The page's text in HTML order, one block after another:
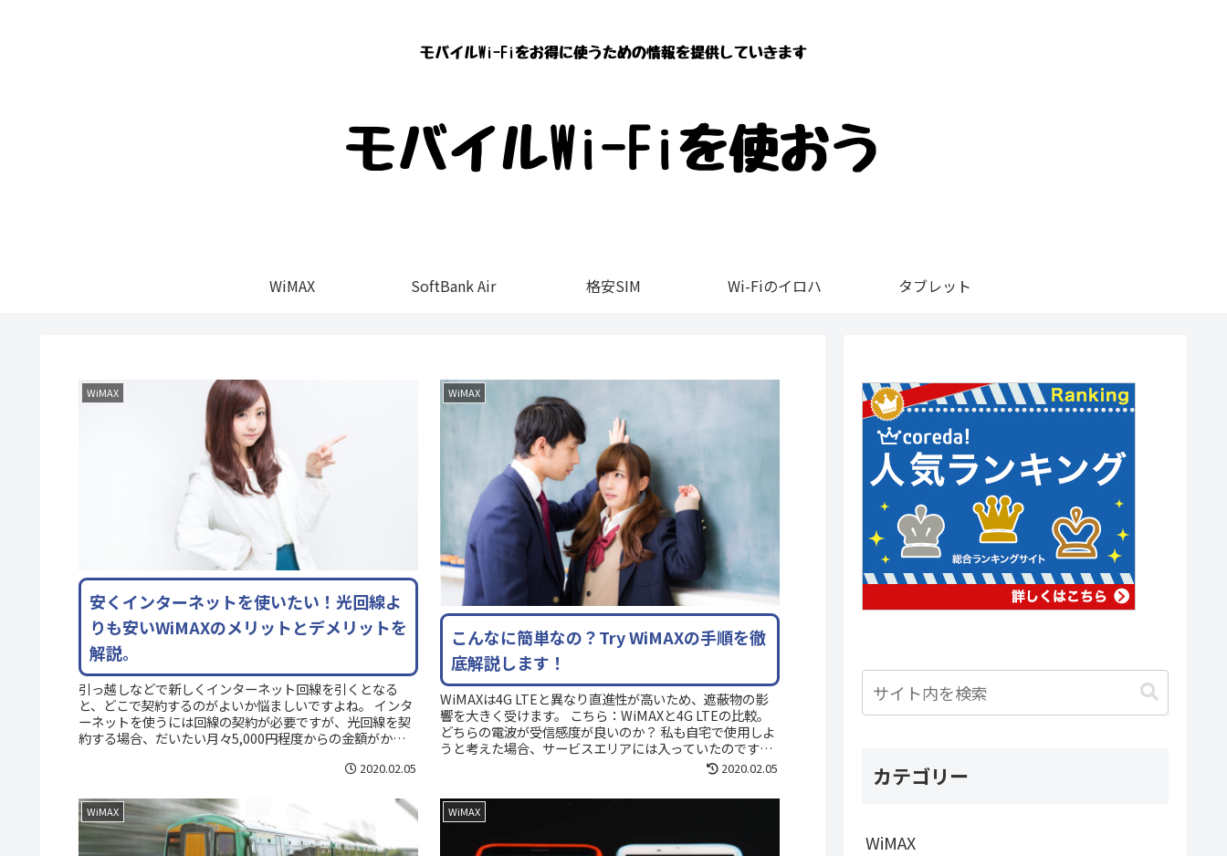
WiMAX SoftBank Air 格安SIM Wi-Fiのイロハ タブレット
WiMAX
安くインターネットを使いたい！光回線よ
りも安いWiMAXのメリットとデメリットを
解説。
引っ越しなどで新しくインターネット回線を引くとなる
と、どこで契約するのがよいか悩ましいですよね。 インタ
ーネットを使うには回線の契約が必要ですが、光回線を契
約する場合、だいたい月々5,000円程度からの金額がかかり
2020.02.05
WiMAX
こんなに簡単なの？Try WiMAXの手順を徹
底解説します！
WiMAXは4G LTEと異なり直進性が高いため、遮蔽物の影
響を大きく受けます。 こちら：WiMAXと4G LTEの比較。
どちらの電波が受信感度が良いのか？ 私も自宅で使用しよ
うと考えた場合、サービスエリアには入っていたのですが
2020.02.05
WiMAX WiMAX
カテゴリー
WiMAX